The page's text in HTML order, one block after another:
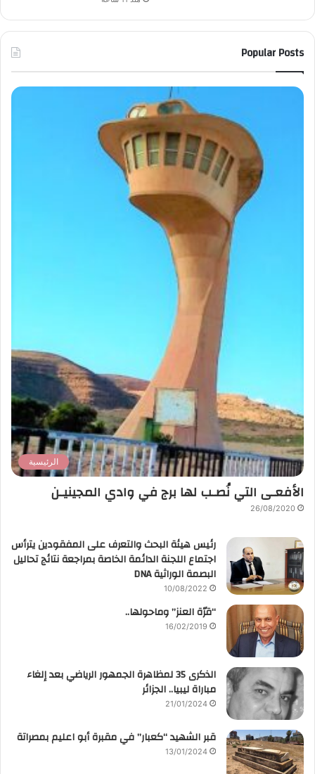
Popular Posts
الرئيسية
الأفعـى التي نُصـب لها برج في وادي المجينيـن
26/08/2020
رئيس هيئة البحث والتعرف على المفقودين يترأس
اجتماع اللجنة الدائمة الخاصة بمراجعة نتائج تحاليل
البصمة الوراثية DNA
10/08/2022
“قرّة العنز” وماحولها..
16/02/2019
الذكرى 35 لمظاهرة الجمهور الرياضي بعد إلغاء
مباراة ليبيا.. الجزائر
21/01/2024
قبر الشهيد “كعبار” في مقبرة أبو اعليم بمصراتة
13/01/2024